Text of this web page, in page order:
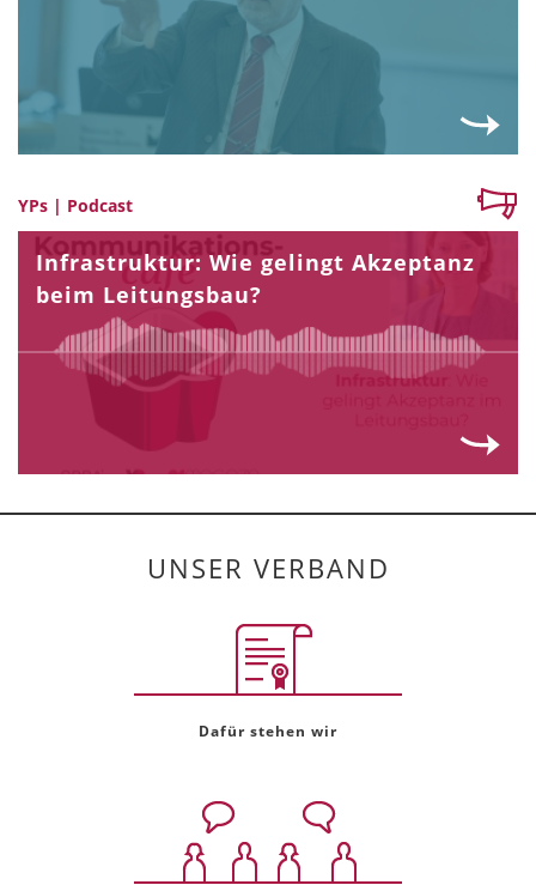
YPs | Podcast
Infrastruktur: Wie gelingt Akzeptanz
beim Leitungsbau?
UNSER VERBAND
Dafür stehen wir